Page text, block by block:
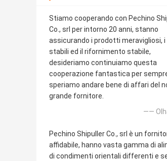
Stiamo cooperando con Pechino
Co., srl per intorno 20 anni, stanno
assicurando i prodotti meravigliosi, i
stabili ed il rifornimento stabile,
desideriamo continuiamo questa
cooperazione fantastica per
speriamo andare bene di affari del
grande fornitore.
——
Pechino Shipuller Co., srl è un
affidabile, hanno vasta gamma di
di condimenti orientali differenti e